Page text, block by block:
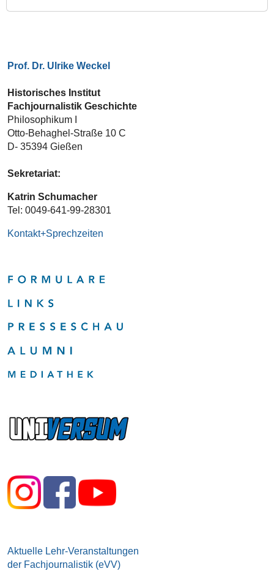
Prof. Dr. Ulrike Weckel
Historisches Institut
Fachjournalistik Geschichte
Philosophikum I
Otto-Behaghel-Straße 10 C
D- 35394 Gießen
Sekretariat:
Katrin Schumacher
Tel: 0049-641-99-28301
Kontakt+Sprechzeiten
Aktuelle Lehr-Veranstaltungen
der Fachjournalistik (eVV)